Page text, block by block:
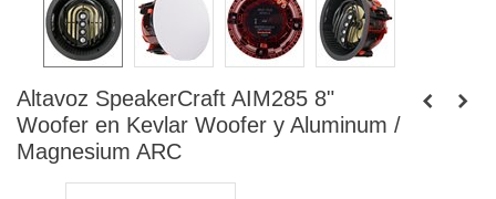
Altavoz SpeakerCraft AIM285 8"
Woofer en Kevlar Woofer y Aluminum /
Magnesium ARC